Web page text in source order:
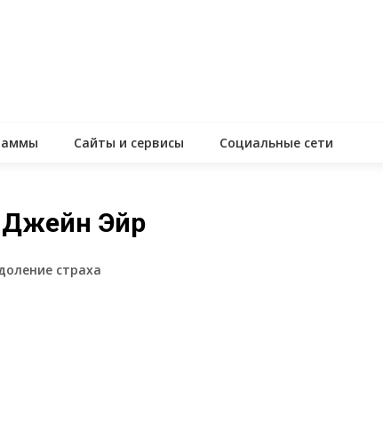
Сайты и сервисы Социальные сети
Джейн Эйр
страха